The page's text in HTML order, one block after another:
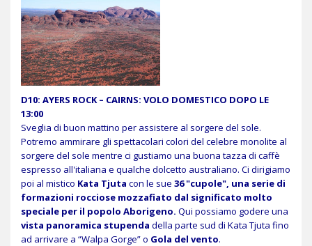
D10: AYERS ROCK – CAIRNS: VOLO DOMESTICO DOPO LE
13:00
Sveglia di buon mattino per assistere al sorgere del sole.
Potremo ammirare gli spettacolari colori del celebre monolite al
sorgere del sole mentre ci gustiamo una buona tazza di caffè
espresso all'italiana e qualche dolcetto australiano. Ci dirigiamo
poi al mistico Kata Tjuta con le sue 36 "cupole", una serie di
formazioni rocciose mozzafiato dal significato molto
speciale per il popolo Aborigeno. Qui possiamo godere una
vista panoramica stupenda della parte sud di Kata Tjuta fino
ad arrivare a “Walpa Gorge” o Gola del vento.